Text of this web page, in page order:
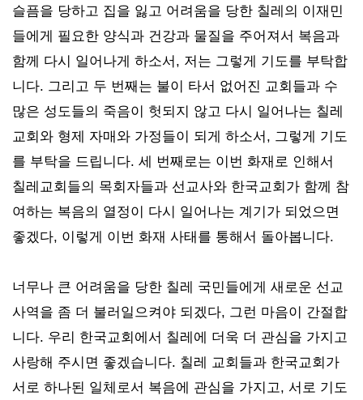
슬픔을 당하고 집을 잃고 어려움을 당한 칠레의 이재민
들에게 필요한 양식과 건강과 물질을 주어져서 복음과
함께 다시 일어나게 하소서, 저는 그렇게 기도를 부탁합
니다. 그리고 두 번째는 불이 타서 없어진 교회들과 수
많은 성도들의 죽음이 헛되지 않고 다시 일어나는 칠레
교회와 형제 자매와 가정들이 되게 하소서, 그렇게 기도
를 부탁을 드립니다. 세 번째로는 이번 화재로 인해서
칠레교회들의 목회자들과 선교사와 한국교회가 함께 참
여하는 복음의 열정이 다시 일어나는 계기가 되었으면
좋겠다, 이렇게 이번 화재 사태를 통해서 돌아봅니다.
너무나 큰 어려움을 당한 칠레 국민들에게 새로운 선교
사역을 좀 더 불러일으켜야 되겠다, 그런 마음이 간절합
니다. 우리 한국교회에서 칠레에 더욱 더 관심을 가지고
사랑해 주시면 좋겠습니다. 칠레 교회들과 한국교회가
서로 하나된 일체로서 복음에 관심을 가지고, 서로 기도